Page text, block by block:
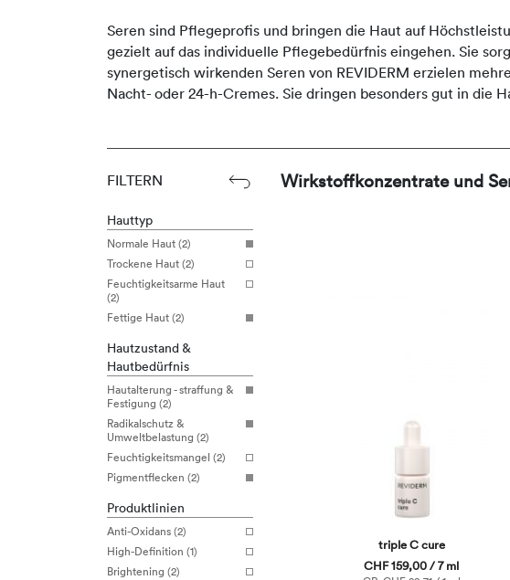
Seren sind Pflegeprofis und bringen die Haut auf
gezielt auf das individuelle Pflegebedürfnis eingehen. Sie
synergetisch wirkenden Seren von REVIDERM erzielen
Nacht- oder 24-h-Cremes. Sie dringen besonders gut in die
FILTERN
Hauttyp
Normale Haut (2)
Trockene Haut (2)
Feuchtigkeitsarme Haut
(2)
Fettige Haut (2)
Hautzustand &
Hautbedürfnis
Hautalterung - straffung &
Festigung (2)
Radikalschutz &
Umweltbelastung (2)
Feuchtigkeitsmangel (2)
Pigmentflecken (2)
Produktlinien
Anti-Oxidans (2)
High-Definition (1)
Brightening (2)
Wirkstoffkonzentrate und
triple C cure
CHF 159,00 / 7 ml